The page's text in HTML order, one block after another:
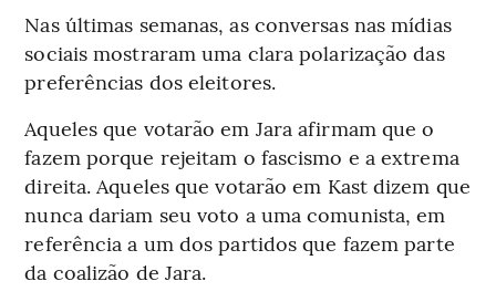
Nas últimas semanas, as conversas nas mídias
sociais mostraram uma clara polarização das
preferências dos eleitores.
Aqueles que votarão em Jara afirmam que o
fazem porque rejeitam o fascismo e a extrema
direita. Aqueles que votarão em Kast dizem que
nunca dariam seu voto a uma comunista, em
referência a um dos partidos que fazem parte
da coalizão de Jara.